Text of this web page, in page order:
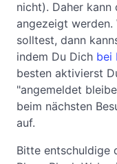
nicht). Daher
angezeigt werden.
solltest, dann
indem Du Dich bei
besten aktivierst
"angemeldet
beim nächsten
auf.
Bitte entschuldige